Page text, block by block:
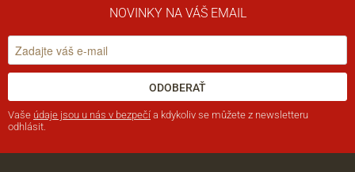
NOVINKY NA VÁŠ EMAIL
ODOBERAŤ
Vaše údaje jsou u nás v bezpečí a kdykoliv se můžete z newsletteru
odhlásit.